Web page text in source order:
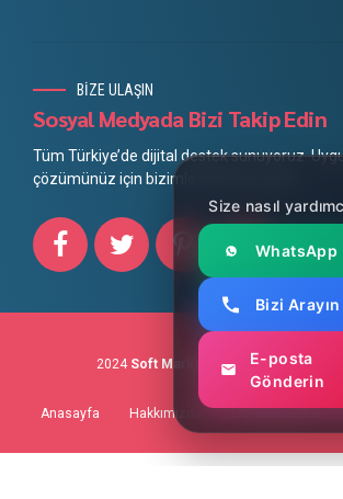
BİZE ULAŞIN
Sosyal Medyada Bizi Takip Edin
Tüm Türkiye’de dijital destek sunuyoruz.
çözümünüz için bizimle iletişime geçin.
2024 Soft Marketing Mobil Uygulama
Anasayfa Hakkımızda
Size nasıl
WhatsApp
Bizi Arayın
E-posta
Gönderin